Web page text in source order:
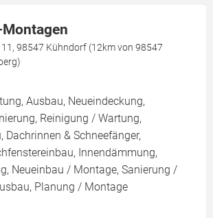
Montagen
98547 Kühndorf (12km von 98547
Ausbau, Neueindeckung,
Reinigung / Wartung,
Dachrinnen & Schneefänger,
Innendämmung,
Neueinbau / Montage, Sanierung /
Planung / Montage